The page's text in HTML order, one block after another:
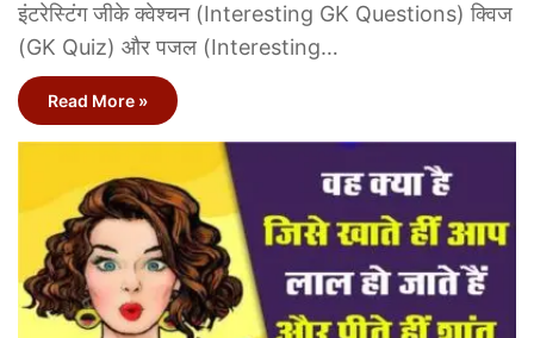
इंटरेस्टिंग जीके क्वेश्चन (Interesting GK Questions) क्विज
(GK Quiz) और पजल (Interesting…
Read More »